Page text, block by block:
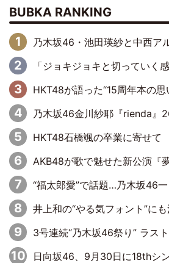
BUBKA RANKING
乃木坂46・池田瑛紗と中西アルノが「真冬のかき氷」騒動で火花散らす！ 因縁
「ジョキジョキと切っていく感じ」STU48中
HKT48が語った“15周年本の思い出” 大食い特訓・守護霊企
乃木坂46金川紗耶『rienda』
HKT48石橋颯の卒業に寄せて “いぶくる”の
AKB48が歌で魅せた新公演『夢のポップスター』
“福太郎愛”で話題…乃木坂46一ノ瀬美空、地元福岡『め
井上和の“やる気フォント”にも注目 乃木坂46が挑
3号連続“乃木坂46祭り” ラストを飾るのは賀喜遥香…5年ぶりの登場に
日向坂46、9月30日に18thシングル『イチャイチャ虫』の発売決定！ フォー